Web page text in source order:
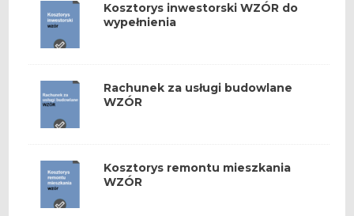
Kosztorys inwestorski WZÓR do
wypełnienia
Rachunek za usługi budowlane
WZÓR
Kosztorys remontu mieszkania
WZÓR